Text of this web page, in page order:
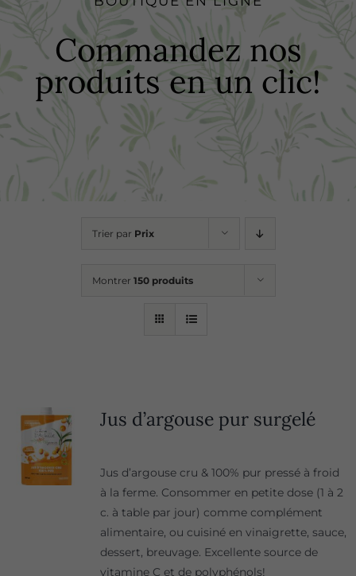
Recettes
Points de vente
Commandez nos
produits en un clic!
Trier par Prix
Montrer 150 produits
Jus d’argouse pur surgelé
Jus d’argouse cru & 100% pur pressé à froid
à la ferme. Consommer en petite dose (1 à 2
c. à table par jour) comme complément
alimentaire, ou cuisiné en vinaigrette, sauce,
dessert, breuvage. Excellente source de
vitamine C et de polyphénols!